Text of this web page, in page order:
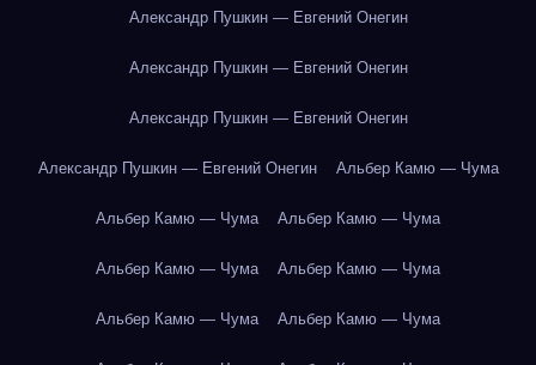
Александр Пушкин — Евгений Онегин
Александр Пушкин — Евгений Онегин
Александр Пушкин — Евгений Онегин
Александр Пушкин — Евгений Онегин Альбер Камю — Чума
Альбер Камю — Чума Альбер Камю — Чума
Альбер Камю — Чума Альбер Камю — Чума
Альбер Камю — Чума Альбер Камю — Чума